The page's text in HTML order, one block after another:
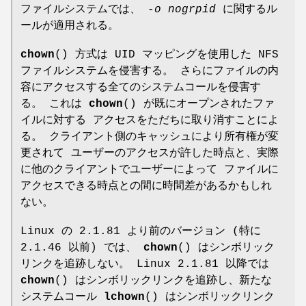
ファイルシステムでは、
-o nogrpid に関するル
ールが適用される。
chown() 方式は UID マッピングを使用した NFS
ファイルシステムを侵害する。 さらにファイルの内
容にアクセスする全てのシステムコールを侵害す
る。 これは chown() が既にオープンされたファ
イルに対する アクセスをただちに取り消すことによ
る。 クライアント側のキャッシュにより所有権が変
更されて ユーザーのアクセスが許した時点と、実際
に他のクライアントでユーザーによって ファイルに
アクセスできる時点との間に時間差があるかもしれ
ない。
Linux の 2.1.81 より前のバージョン (特に
2.1.46 以前) では、 chown() はシンボリック
リンクを追跡しない。 Linux 2.1.81 以降では
chown() はシンボリックリンクを追跡し、新たな
システムコール lchown() はシンボリックリンク